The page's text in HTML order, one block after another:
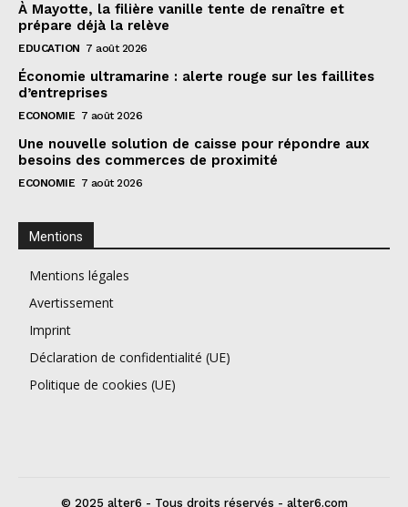
À Mayotte, la filière vanille tente de renaître et
prépare déjà la relève
EDUCATION 7 août 2026
Économie ultramarine : alerte rouge sur les faillites
d’entreprises
ECONOMIE 7 août 2026
Une nouvelle solution de caisse pour répondre aux
besoins des commerces de proximité
ECONOMIE 7 août 2026
Mentions
Mentions légales
Avertissement
Imprint
Déclaration de confidentialité (UE)
Politique de cookies (UE)
© 2025 alter6 - Tous droits réservés - alter6.com